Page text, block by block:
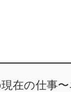
現在の仕事